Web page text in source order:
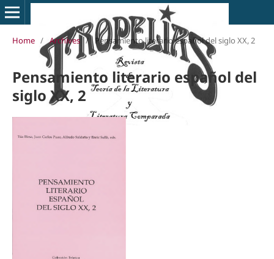
Home / Archives / Pensamiento literario español del siglo XX, 2
Pensamiento literario español del
siglo XX, 2